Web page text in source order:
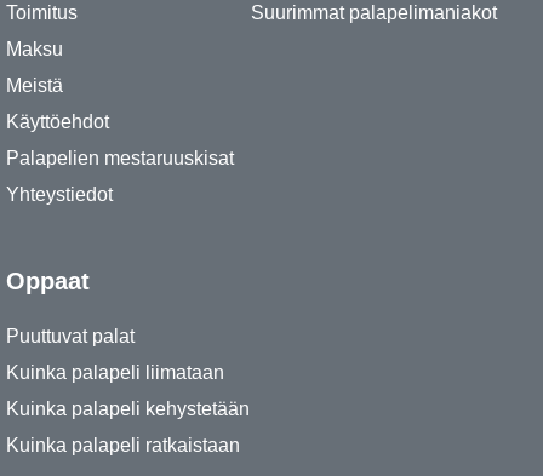
Toimitus
Maksu
Meistä
Käyttöehdot
Palapelien mestaruuskisat
Yhteystiedot
Suurimmat palapelimaniakot
Oppaat
Puuttuvat palat
Kuinka palapeli liimataan
Kuinka palapeli kehystetään
Kuinka palapeli ratkaistaan